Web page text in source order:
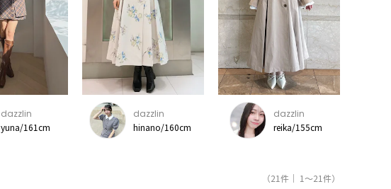
dazzlin
yuna/161cm
dazzlin
hinano/160cm
dazzlin
reika/155cm
（21件｜ 1～21件）